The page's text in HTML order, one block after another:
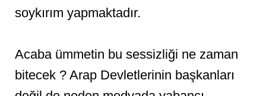
soykırım yapmaktadır.
Acaba ümmetin bu sessizliği ne zaman
bitecek ? Arap Devletlerinin başkanları